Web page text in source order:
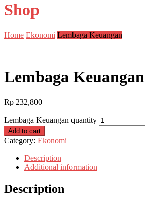
Shop
Home Ekonomi Lembaga Keuangan
Lembaga Keuangan
Rp 232,800
Lembaga Keuangan quantity
Add to cart
Category: Ekonomi
Description
Additional information
Description